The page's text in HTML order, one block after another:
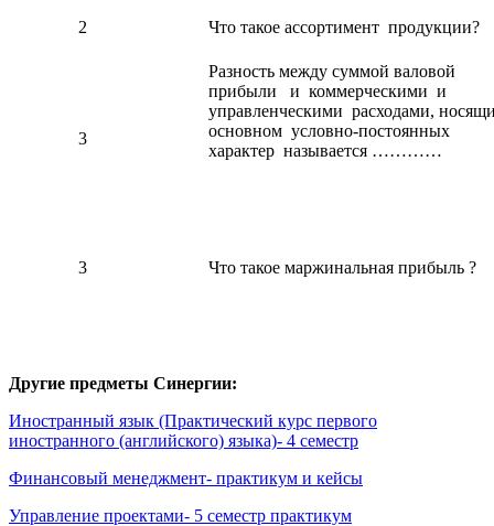
2 Что такое ассортимент продукции?
3
Разность между суммой валовой
прибыли и коммерческими и
управленческими расходами,
основном условно-постоянных
характер называется …………
3 Что такое маржинальная прибыль ?
Другие предметы Синергии:
Иностранный язык (Практический курс первого
иностранного (английского) языка)- 4 семестр
Финансовый менеджмент- практикум и кейсы
Управление проектами- 5 семестр практикум